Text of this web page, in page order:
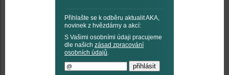
Přihlašte se k odběru aktualit AKA,
novinek z hvězdárny a akcí:
S Vašimi osobními údaji pracujeme
dle našich zásad zpracování
osobních údajů.